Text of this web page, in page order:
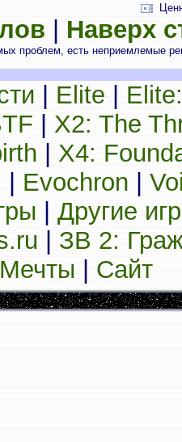
Наверх
проблем, есть неприемлемые
Elite
X2: The
X4:
Evochron
Другие
ЗВ 2:
Сайт